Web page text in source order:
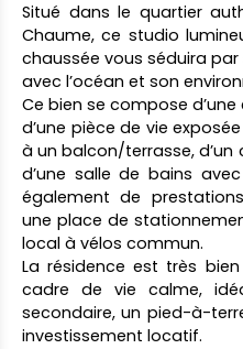
Situé dans le quartier
Chaume, ce studio
chaussée vous séduira
avec l’océan et son
Ce bien se compose
d’une pièce de vie
à un balcon/terrasse, d’un
d’une salle de bains
également de
une place de
local à vélos commun.
La résidence est très
cadre de vie calme,
secondaire, un pied-à-
investissement locatif.